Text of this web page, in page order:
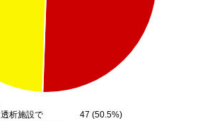
透析施設で
47 (50.5%)